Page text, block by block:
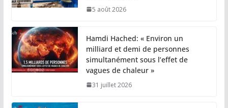
5 août 2026
Hamdi Hached: « Environ un
milliard et demi de personnes
simultanément sous l’effet de
vagues de chaleur »
31 juillet 2026